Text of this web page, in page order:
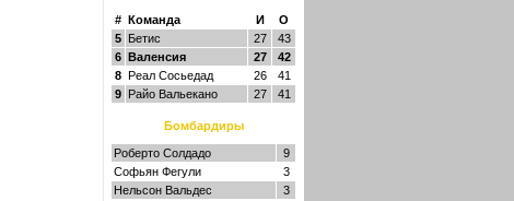
# Команда И
О
5 Бетис 27
43
6 Валенсия 27
42
8 Реал Сосьедад 26
41
9 Райо Вальекано 27 41
Бомбардиры
Роберто Солдадо
9
Софьян Фегули
3
Нельсон Вальдес
3